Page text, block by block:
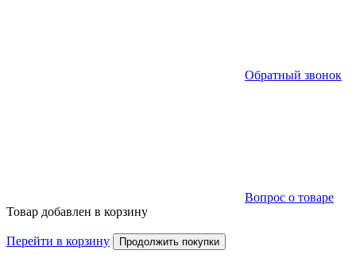
Обратный звонок
Вопрос о товаре
Товар добавлен в корзину
Перейти в корзину Продолжить покупки